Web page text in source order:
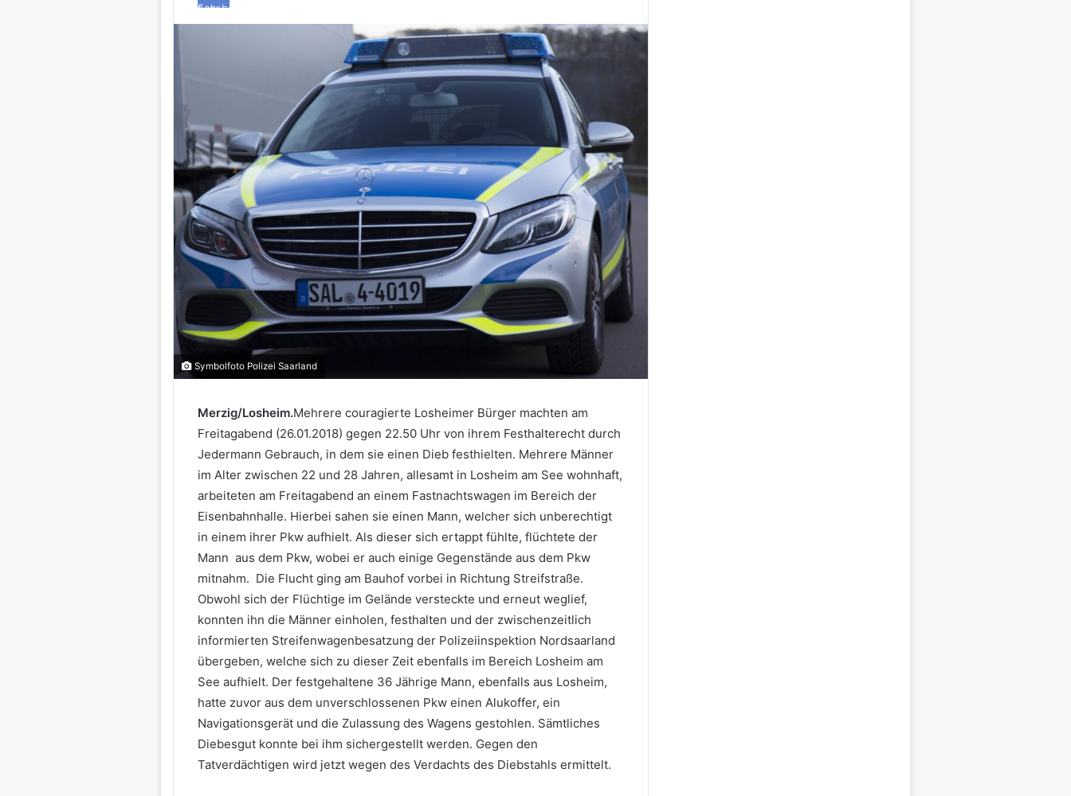
Facebook
Symbolfoto Polizei Saarland
Merzig/Losheim.Mehrere couragierte Losheimer Bürger machten am
Freitagabend (26.01.2018) gegen 22.50 Uhr von ihrem Festhalterecht durch
Jedermann Gebrauch, in dem sie einen Dieb festhielten. Mehrere Männer
im Alter zwischen 22 und 28 Jahren, allesamt in Losheim am See wohnhaft,
arbeiteten am Freitagabend an einem Fastnachtswagen im Bereich der
Eisenbahnhalle. Hierbei sahen sie einen Mann, welcher sich unberechtigt
in einem ihrer Pkw aufhielt. Als dieser sich ertappt fühlte, flüchtete der
Mann aus dem Pkw, wobei er auch einige Gegenstände aus dem Pkw
mitnahm. Die Flucht ging am Bauhof vorbei in Richtung Streifstraße.
Obwohl sich der Flüchtige im Gelände versteckte und erneut weglief,
konnten ihn die Männer einholen, festhalten und der zwischenzeitlich
informierten Streifenwagenbesatzung der Polizeiinspektion Nordsaarland
übergeben, welche sich zu dieser Zeit ebenfalls im Bereich Losheim am
See aufhielt. Der festgehaltene 36 Jährige Mann, ebenfalls aus Losheim,
hatte zuvor aus dem unverschlossenen Pkw einen Alukoffer, ein
Navigationsgerät und die Zulassung des Wagens gestohlen. Sämtliches
Diebesgut konnte bei ihm sichergestellt werden. Gegen den
Tatverdächtigen wird jetzt wegen des Verdachts des Diebstahls ermittelt.